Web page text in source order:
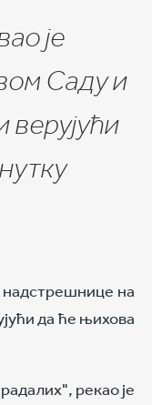
је
Саду и
надстрешнице на
да ће њихова
рекао је